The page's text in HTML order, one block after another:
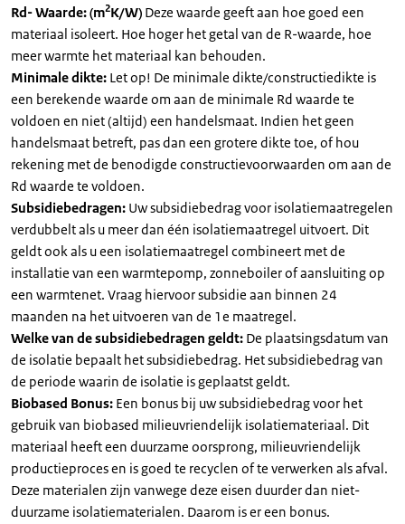
Rd- Waarde: (m2K/W) Deze waarde geeft aan hoe goed een
materiaal isoleert. Hoe hoger het getal van de R-waarde, hoe
meer warmte het materiaal kan behouden.
Minimale dikte: Let op! De minimale dikte/constructiedikte is
een berekende waarde om aan de minimale Rd waarde te
voldoen en niet (altijd) een handelsmaat. Indien het geen
handelsmaat betreft, pas dan een grotere dikte toe, of hou
rekening met de benodigde constructievoorwaarden om aan de
Rd waarde te voldoen.
Subsidiebedragen: Uw subsidiebedrag voor isolatiemaatregelen
verdubbelt als u meer dan één isolatiemaatregel uitvoert. Dit
geldt ook als u een isolatiemaatregel combineert met de
installatie van een warmtepomp, zonneboiler of aansluiting op
een warmtenet. Vraag hiervoor subsidie aan binnen 24
maanden na het uitvoeren van de 1e maatregel.
Welke van de subsidiebedragen geldt: De plaatsingsdatum van
de isolatie bepaalt het subsidiebedrag. Het subsidiebedrag van
de periode waarin de isolatie is geplaatst geldt.
Biobased Bonus: Een bonus bij uw subsidiebedrag voor het
gebruik van biobased milieuvriendelijk isolatiemateriaal. Dit
materiaal heeft een duurzame oorsprong, milieuvriendelijk
productieproces en is goed te recyclen of te verwerken als afval.
Deze materialen zijn vanwege deze eisen duurder dan niet-
duurzame isolatiematerialen. Daarom is er een bonus.